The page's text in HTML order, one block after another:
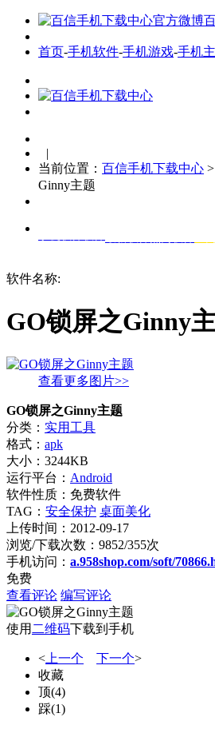
首页-手机软件-手机游戏-手机
|
当前位置： 百信手机下载中心 >
Ginny主题
软件名称:
GO锁屏之Ginny
查看更多图片>>
GO锁屏之Ginny主题
分类： 实用工具
格式： apk
大小：3244KB
运行平台： Android
软件性质：免费软件
TAG： 安全保护 桌面美化
上传时间：2012-09-17
浏览/下载次数：9852/355次
手机访问： a.958shop.com/soft/
免费
查看评论 编写评论
使用 二维码下载到手机
< 上一个 下一个>
收藏
顶(4)
踩(1)